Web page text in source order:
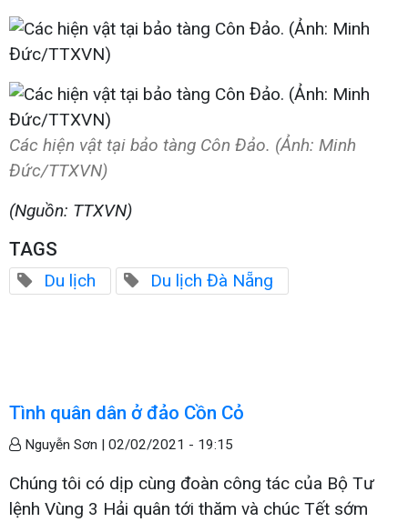
Các hiện vật tại bảo tàng Côn Đảo. (Ảnh: Minh
Đức/TTXVN)
(Nguồn: TTXVN)
TAGS
Du lịch Du lịch Đà Nẵng
Tình quân dân ở đảo Cồn Cỏ
Nguyễn Sơn | 02/02/2021 - 19:15
Chúng tôi có dịp cùng đoàn công tác của Bộ Tư
lệnh Vùng 3 Hải quân tới thăm và chúc Tết sớm